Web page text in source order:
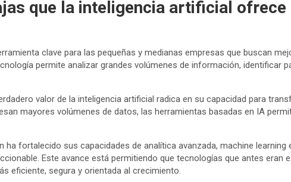
que la inteligencia artificial ofrece
clave para las pequeñas y medianas empresas que buscan
permite analizar grandes volúmenes de información, identificar
valor de la inteligencia artificial radica en su capacidad para
mayores volúmenes de datos, las herramientas basadas en IA
fortalecido sus capacidades de analítica avanzada, machine
Este avance está permitiendo que tecnologías que antes eran
eficiente, segura y orientada al crecimiento.